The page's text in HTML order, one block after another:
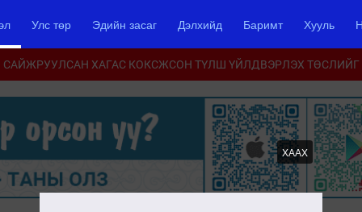
Улс төр Эдийн засаг Дэлхийд Баримт Хууль
ХААХ
САЙЖРУУЛСАН ХАГАС КОКСЖСОН ТҮЛШ ҮЙЛДВЭРЛЭХ